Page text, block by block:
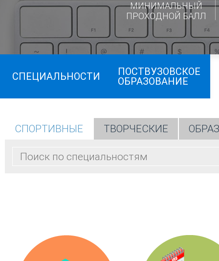
МИНИМАЛЬНЫЙ
ПРОХОДНОЙ БАЛЛ
СПЕЦИАЛЬНОСТИ
ПОСТВУЗОВСКОЕ
ОБРАЗОВАНИЕ
СПОРТИВНЫЕ ТВОРЧЕСКИЕ